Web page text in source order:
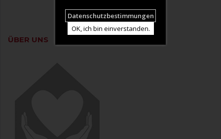
Datenschutz­bestimmungen
OK, ich bin einverstanden.
ÜBER UNS